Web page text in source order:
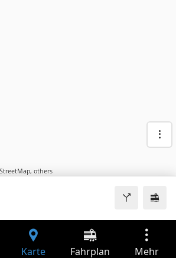
, others
Karte Fahrplan Mehr